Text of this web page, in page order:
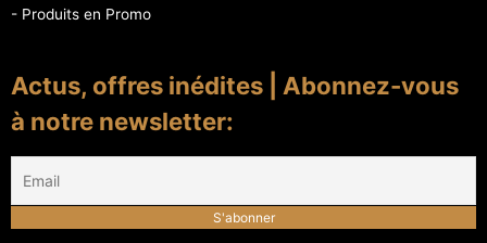
- Produits en Promo
Actus, offres inédites | Abonnez-vous
à notre newsletter: